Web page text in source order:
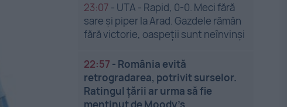
23:07 - UTA - Rapid, 0-0. Meci fără
sare și piper la Arad. Gazdele rămân
fără victorie, oaspeții sunt neînvinși
22:57 - România evită
retrogradarea, potrivit surselor.
Ratingul țării ar urma să fie